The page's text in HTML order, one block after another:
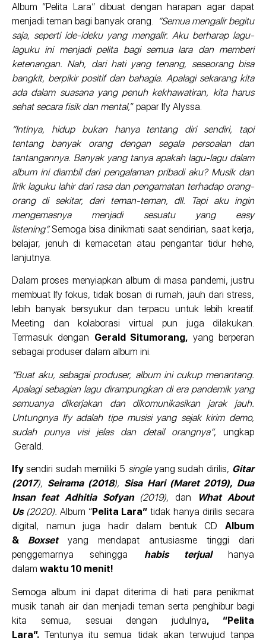
Album “Pelita Lara” dibuat dengan harapan agar dapat
menjadi teman bagi banyak orang.
“Semua mengalir begitu
saja, seperti ide-ideku yang mengalir. Aku berharap lagu-
laguku ini menjadi pelita bagi semua lara dan memberi
ketenangan. Nah, dari hati yang tenang, seseorang bisa
bangkit, berpikir positif dan bahagia. Apalagi sekarang kita
ada dalam suasana yang penuh kekhawatiran, kita harus
sehat secara fisik dan mental,” papar Ify Alyssa.
“Intinya, hidup bukan hanya tentang diri sendiri, tapi
tentang banyak orang dengan segala persoalan dan
tantangannya. Banyak yang tanya apakah lagu-lagu dalam
album ini diambil dari pengalaman pribadi aku? Musik dan
lirik laguku lahir dari rasa dan pengamatan terhadap orang-
orang di sekitar, dari teman-teman, dll. Tapi aku ingin
mengemasnya menjadi sesuatu yang easy
listening”.Semoga bisa dinikmati saat sendirian, saat kerja,
belajar, jenuh di kemacetan atau pengantar tidur hehe,
lanjutnya.
Dalam proses menyiapkan album di masa pandemi, justru
membuat Ify fokus, tidak bosan di rumah, jauh dari stress,
lebih banyak bersyukur dan terpacu untuk lebih kreatif.
Meeting dan kolaborasi virtual pun juga dilakukan.
Termasuk dengan Gerald Situmorang, yang berperan
sebagai produser dalam album ini.
“Buat aku, sebagai produser, album ini cukup menantang.
Apalagi sebagian lagu dirampungkan di era pandemik yang
semuanya dikerjakan dan dikomunikasikan jarak jauh.
Untungnya Ify adalah tipe musisi yang sejak kirim demo,
sudah punya visi jelas dan detail orangnya”, ungkap
Gerald.
Ify sendiri sudah memiliki 5 singleyang sudah dirilis, Gitar
(2017), Seirama (2018), Sisa Hari (Maret 2019), Dua
Insan feat Adhitia Sofyan(2019),dan
What About
Us(2020). Album “Pelita Lara” tidak hanya dirilis secara
digital, namun juga hadir dalam bentuk CD Album
& Boxsetyang mendapat antusiasme tinggi dari
penggemarnya sehingga habis terjualhanya
dalam waktu 10 menit!
Semoga album ini dapat diterima di hati para penikmat
musik tanah air dan menjadi teman serta penghibur bagi
kita semua, sesuai dengan judulnya, “Pelita
Lara”. Tentunya itu semua tidak akan terwujud tanpa